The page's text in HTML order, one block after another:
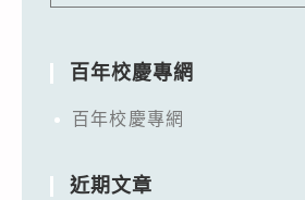
百年校慶專網
百年校慶專網
近期文章